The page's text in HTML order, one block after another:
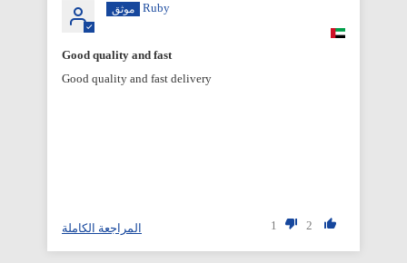
Ruby
Good quality and fast
Good quality and fast delivery
2
1 المراجعة الكاملة